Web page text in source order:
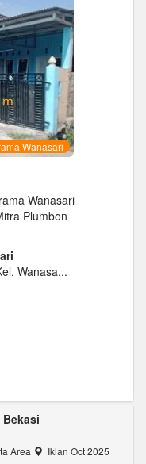
Wanasari
Wanasari
Plumbon
Wanasa...
Area Iklan Oct 2025